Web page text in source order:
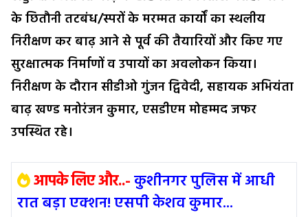
के छितौनी तटबंध/स्परों के मरम्मत कार्यों का स्थलीय
निरीक्षण कर बाढ़ आने से पूर्व की तैयारियों और किए गए
सुरक्षात्मक निर्माणों व उपायों का अवलोकन किया।
निरीक्षण के दौरान सीडीओ गुंजन द्विवेदी, सहायक अभियंता
बाढ़ खण्ड मनोरंजन कुमार, एसडीएम मोहम्मद जफर
उपस्थित रहे।
आपके लिए और..-कुशीनगर पुलिस में आधी
रात बड़ा एक्शन! एसपी केशव कुमार...